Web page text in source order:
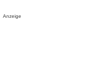
Anzeige